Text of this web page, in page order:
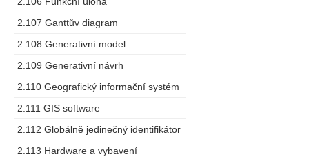
2.107 Ganttův diagram
2.108 Generativní model
2.109 Generativní návrh
2.110 Geografický informační systém
2.111 GIS software
2.112 Globálně jedinečný identifikátor
2.113 Hardware a vybavení